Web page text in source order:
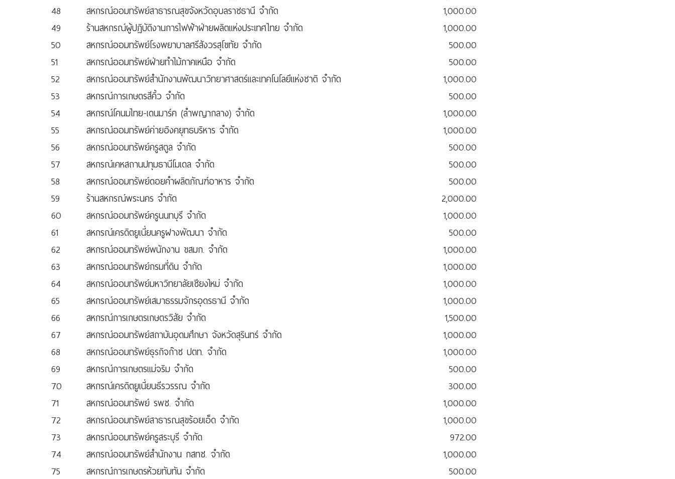
48
สหกรณ์ออมทรัพย์สาธารณสุขจังหวัดอุบลราชธานี จำกัด
1,000.00
49
ร้านสหกรณ์ผู้ปฏิบัติงานการไฟฟ้าฝ่ายผลิตแห่งประเทศไทย จำกัด
1,000.00
50
สหกรณ์ออมทรัพย์โรงพยาบาลศรีสังวรสุโขทัย จำกัด
500.00
51
สหกรณ์ออมทรัพย์ฝ่ายทำไม้ภาคเหนือ จำกัด
500.00
52
สหกรณ์ออมทรัพย์สำนักงานพัฒนาวิทยาศาสตร์และเทคโนโลยีแห่งชาติ จำกัด
1,000.00
53
สหกรณ์การเกษตรสีคิ้ว จำกัด
500.00
54
สหกรณ์โคนมไทย-เดนมาร์ค (ลำพญากลาง) จำกัด
1,000.00
55
สหกรณ์ออมทรัพย์ค่ายอิงคยุทธบริหาร จำกัด
1,000.00
56
สหกรณ์ออมทรัพย์ครูสตูล จำกัด
500.00
57
สหกรณ์เคหสถานปทุมธานีโมเดล จำกัด
500.00
58
สหกรณ์ออมทรัพย์ดอยคำผลิตภัณฑ์อาหาร จำกัด
500.00
59
ร้านสหกรณ์พระนคร จำกัด
2,000.00
60
สหกรณ์ออมทรัพย์ครูนนทบุรี จำกัด
1,000.00
61
สหกรณ์เครดิตยูเนี่ยนครูฝางพัฒนา จำกัด
500.00
62
สหกรณ์ออมทรัพย์พนักงาน ขสมก. จำกัด
1,000.00
63
สหกรณ์ออมทรัพย์กรมที่ดิน จำกัด
1,000.00
64
สหกรณ์ออมทรัพย์มหาวิทยาลัยเชียงใหม่ จำกัด
1,000.00
65
สหกรณ์ออมทรัพย์เสมาธรรมจักรอุดรธานี จำกัด
1,000.00
66
สหกรณ์การเกษตรเกษตรวิสัย จำกัด
1,500.00
67
สหกรณ์ออมทรัพย์สถาบันอุดมศึกษา จังหวัดสุรินทร์ จำกัด
1,000.00
68
สหกรณ์ออมทรัพย์ธุรกิจก๊าซ ปตท. จำกัด
1,000.00
69
สหกรณ์การเกษตรแม่จริม จำกัด
500.00
70
สหกรณ์เครดิตยูเนี่ยนธีรวรรณ จำกัด
300.00
71
สหกรณ์ออมทรัพย์ รพช. จำกัด
1,000.00
72
สหกรณ์ออมทรัพย์สาธารณสุขร้อยเอ็ด จำกัด
1,000.00
73
สหกรณ์ออมทรัพย์ครูสระบุรี จำกัด
972.00
74
สหกรณ์ออมทรัพย์สำนักงาน กสทช. จำกัด
1,000.00
75
สหกรณ์การเกษตรห้วยทับทัน จำกัด 500.00